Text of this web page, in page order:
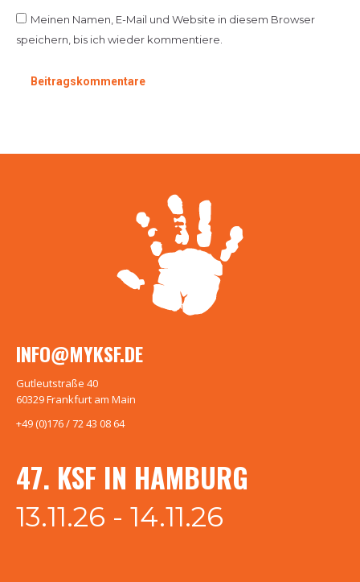
Meinen Namen, E-Mail und Website in diesem Browser
speichern, bis ich wieder kommentiere.
Beitragskommentare
INFO@MYKSF.DE
Gutleutstraße 40
60329 Frankfurt am Main
+49 (0)176 / 72 43 08 64
47. KSF IN HAMBURG
13.11.26 - 14.11.26